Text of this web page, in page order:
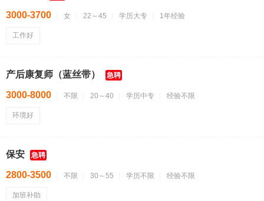
3000-3700 女 22～45 学历大专 1年经验
工作好
产后康复师（蓝丝带） 急聘
3000-8000 不限 20～40 学历中专 经验不限
环境好
保安 急聘
2800-3500 不限 30～55 学历不限 经验不限
加班补助